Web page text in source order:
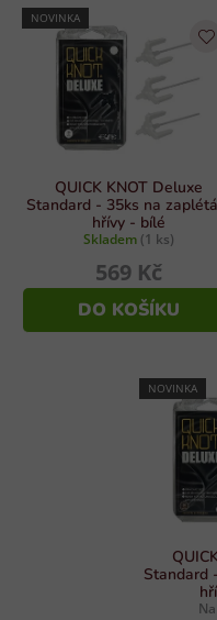
e
n
ů
V
ý
k
NOVINKA
QUICK KNOT Deluxe
Standard - 35ks na
hřívy - bílé
Skladem (1 ks)
569 Kč
DO KOŠÍKU
NOVINKA
Standard